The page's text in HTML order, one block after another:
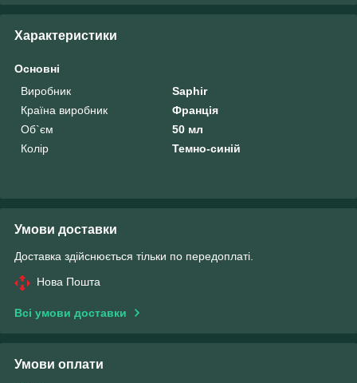
Характеристики
Основні
Виробник
Saphir
Країна виробник
Франція
Об`єм
50 мл
Колір
Темно-синій
Умови доставки
Доставка здійснюється тільки по передоплаті.
Нова Пошта
Всі умови доставки
Умови оплати